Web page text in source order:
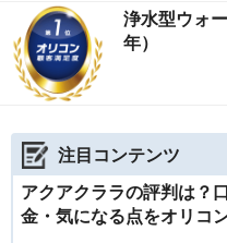
浄水型ウォ
年）
注目コンテンツ
アクアクララの評判は？
金・気になる点をオリコ